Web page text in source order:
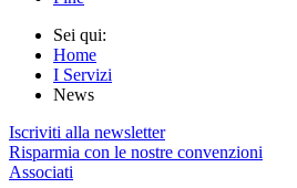
Sei qui:
Home
I Servizi
News
Iscriviti alla newsletter
Risparmia con le nostre convenzioni
Associati